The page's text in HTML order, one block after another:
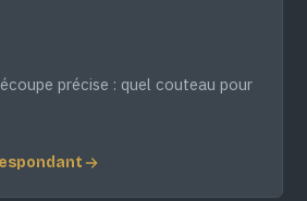
précise : quel couteau pour